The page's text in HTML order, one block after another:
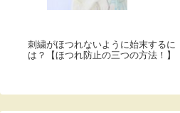
刺繍がほつれないように始末するに
は？【ほつれ防止の三つの方法！】